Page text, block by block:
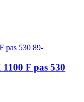
F pas 530